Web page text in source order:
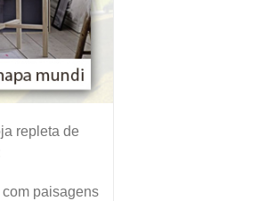
repleta de
com paisagens